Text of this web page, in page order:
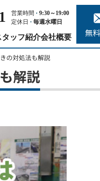
営業時間
9:30～19:00
定休日
毎週水曜日
タッフ紹介会社概要 無
の対処法も解説
解説